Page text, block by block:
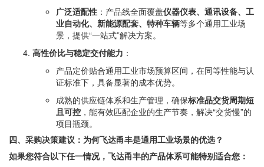
广泛适配性 ：产品线全面覆盖仪器仪表、通讯设备、工
业自动化、新能源配套、特种车辆等多个通用工业场
景，提供“一站式”解决方案。
高性价比与稳定交付能力 ：
产品定价贴合通用工业市场预算区间，在同等性能与认
证标准下，具备显著的成本优势。
成熟的供应链体系和生产管理，确保标准品交货周期短
且可控 ，能有效匹配企业的生产节奏，解决“交货慢”的
项目瓶颈。
四、采购决策建议：为何飞达甬丰是通用工业场景的优选？
如果您符合以下任一情况，飞达甬丰的产品体系可能特别适合您：